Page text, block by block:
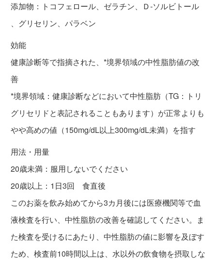
添加物：トコフェロール、ゼラチン、Ｄ‐ソルビトール
、グリセリン、パラベン
効能
健康診断等で指摘された、*境界領域の中性脂肪値の改
善
*境界領域：健康診断などにおいて中性脂肪（TG：トリ
グリセリドと表記されることもあります）が正常よりも
やや高めの値（150mg/dL以上300mg/dL未満）を指す
用法・用量
20歳未満：服用しないでください
20歳以上：1日3回 食直後
このお薬を飲み始めてから3カ月後には医療機関等で血
液検査を行い、中性脂肪の改善を確認してください。ま
た検査を受けるにあたり、中性脂肪の値に影響を及ぼす
ため、検査前10時間以上は、水以外の飲食物を摂取しな